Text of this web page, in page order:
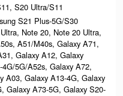
S20 Ultra/S11
S21 Plus-5G/S30
Note 20, Note 20 Ultra,
A51/M40s, Galaxy A71,
Galaxy A12, Galaxy
5G/A52s, Galaxy A72,
A03, Galaxy A13-4G, Galaxy
Galaxy A73-5G, Galaxy S20-